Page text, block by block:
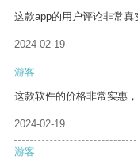
这款app的用户评论非常真
2024-02-19
游客
这款软件的价格非常实惠，
2024-02-19
游客